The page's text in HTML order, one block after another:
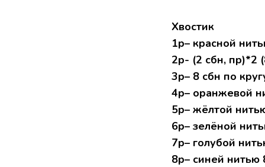
Хвостик
1р– красной
2р- (2 сбн, пр)*2
3р– 8 сбн по
4р– оранжевой
5р– жёлтой
6р– зелёной
7р– голубой
8р– синей нитью